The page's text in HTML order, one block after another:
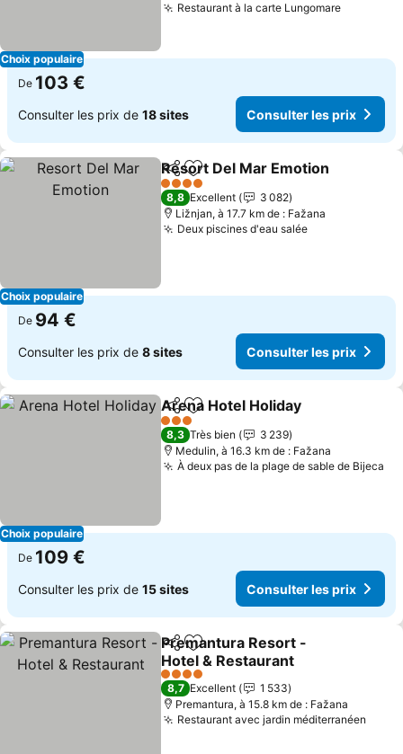
Choix populaire
Restaurant à la carte Lungomare
De 103 €
Consulter les prix de 18 sites Consulter les prix
Choix populaire
PartagerAjouter à mes favoris
Resort Del Mar Emotion
4 Étoiles
8,8 Excellent
3 082
Ližnjan, à 17.7 km de : Fažana
Deux piscines d'eau saléeConsulter les
De 94 €
Consulter les prix de 8 sites Consulter les prix
Choix populaire
PartagerAjouter à mes favoris
Arena Hotel Holiday
3 Étoiles
8,3 Très bien
3 239
Medulin, à 16.3 km de : Fažana
À deux pas de la plage de sable de Bijeca
De 109 €
Consulter les prix de 15 sites Consulter les prix
PartagerAjouter à mes favoris
Premantura Resort -
Hotel & Restaurant
Consulter les prix
4 Étoiles
8,7 Excellent
1 533
Premantura, à 15.8 km de : Fažana
Restaurant avec jardin méditerranéen